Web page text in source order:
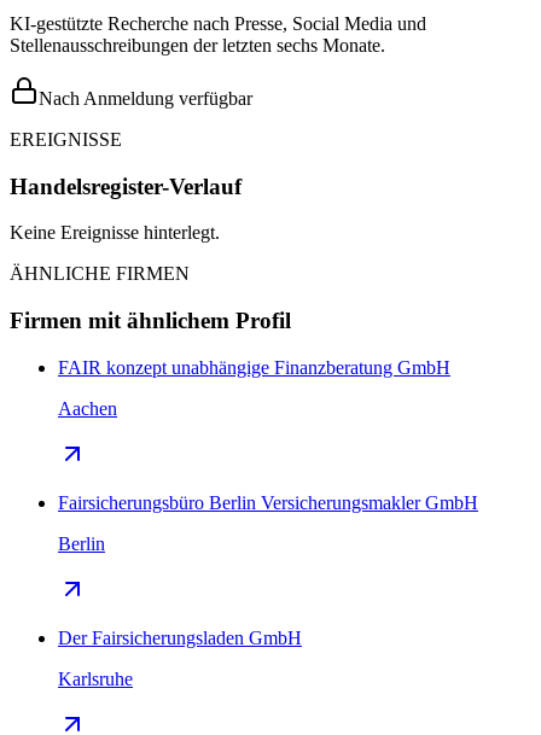
KI-gestützte Recherche nach Presse, Social Media und
Stellenausschreibungen der letzten sechs Monate.
Nach Anmeldung verfügbar
EREIGNISSE
Handelsregister-Verlauf
Keine Ereignisse hinterlegt.
ÄHNLICHE FIRMEN
Firmen mit ähnlichem Profil
FAIR konzept unabhängige Finanzberatung GmbH
Aachen
Fairsicherungsbüro Berlin Versicherungsmakler GmbH
Berlin
Der Fairsicherungsladen GmbH
Karlsruhe